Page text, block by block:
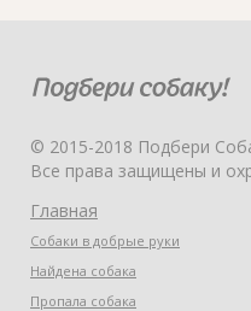
© 2015-2018 Подбери
Все права защищены и
Главная
Собаки в добрые руки
Найдена собака
Пропала собака